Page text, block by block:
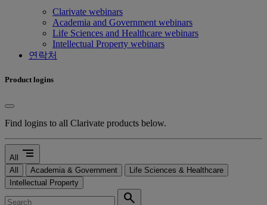
Clarivate webinars
Academia and Government webinars
Life Sciences and Healthcare webinars
Intellectual Property webinars
연락처
Product logins
Find logins to all Clarivate products below.
All segment
All Academia & Government
Life Sciences & Healthcare
Intellectual Property
search